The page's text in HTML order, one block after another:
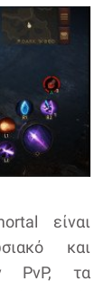
είναι
και
PvP, τα